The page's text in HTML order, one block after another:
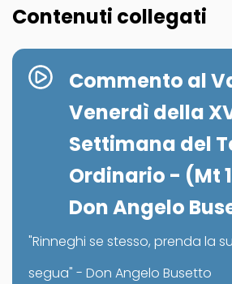
Contenuti collegati
Commento al
Venerdì della
Settimana del
Ordinario - (Mt
Don Angelo
"Rinneghi se stesso, prenda la
segua" - Don Angelo Busetto